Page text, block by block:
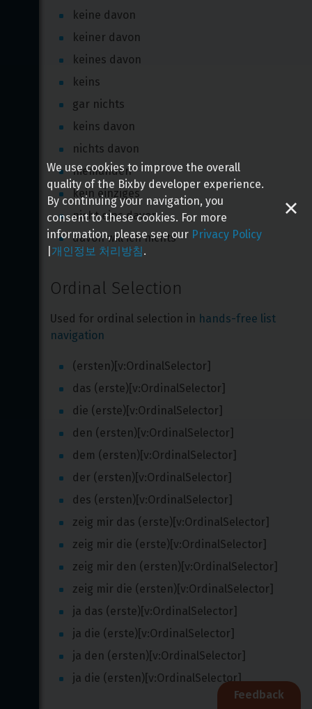
keine davon
keiner davon
keines davon
keins
gar nichts
keins davon
nichts davon
niemanden
kein einziges
nicht eins davon
davon will ich nichts
Ordinal Selection
Used for ordinal selection in hands-free list
navigation
(ersten)[v:OrdinalSelector]
das (erste)[v:OrdinalSelector]
die (erste)[v:OrdinalSelector]
den (ersten)[v:OrdinalSelector]
dem (ersten)[v:OrdinalSelector]
der (ersten)[v:OrdinalSelector]
des (ersten)[v:OrdinalSelector]
zeig mir das (erste)[v:OrdinalSelector]
zeig mir die (erste)[v:OrdinalSelector]
zeig mir den (ersten)[v:OrdinalSelector]
zeig mir die (ersten)[v:OrdinalSelector]
ja das (erste)[v:OrdinalSelector]
ja die (erste)[v:OrdinalSelector]
ja den (ersten)[v:OrdinalSelector]
ja die (ersten)[v:OrdinalSelector]
Feedback
We use cookies to improve the overall
quality of the Bixby developer experience.
By continuing your navigation, you
consent to these cookies. For more
information, please see our Privacy Policy
개인정보 처리방침.